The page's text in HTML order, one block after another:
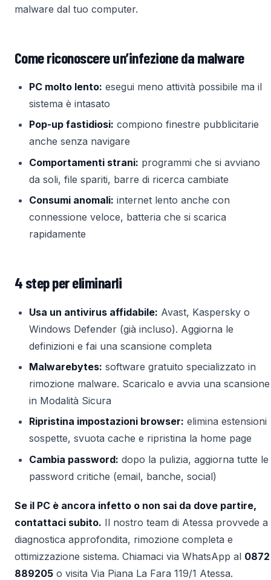
malware dal tuo computer.
Come riconoscere un’infezione da malware
PC molto lento: esegui meno attività possibile ma il
sistema è intasato
Pop-up fastidiosi: compiono finestre pubblicitarie
anche senza navigare
Comportamenti strani: programmi che si avviano
da soli, file spariti, barre di ricerca cambiate
Consumi anomali: internet lento anche con
connessione veloce, batteria che si scarica
rapidamente
4 step per eliminarli
Usa un antivirus affidabile: Avast, Kaspersky o
Windows Defender (già incluso). Aggiorna le
definizioni e fai una scansione completa
Malwarebytes: software gratuito specializzato in
rimozione malware. Scaricalo e avvia una scansione
in Modalità Sicura
Ripristina impostazioni browser: elimina estensioni
sospette, svuota cache e ripristina la home page
Cambia password: dopo la pulizia, aggiorna tutte le
password critiche (email, banche, social)
Se il PC è ancora infetto o non sai da dove partire,
contattaci subito. Il nostro team di Atessa provvede a
diagnostica approfondita, rimozione completa e
ottimizzazione sistema. Chiamaci via WhatsApp al 0872
889205 o visita Via Piana La Fara 119/1 Atessa.